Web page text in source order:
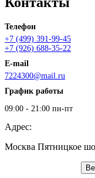
Телефон
+7 (499) 391-99-45
+7 (926) 688-35-22
E-mail
7224300@mail.ru
График работы
09:00 - 21:00 пн-пт
Адрес:
Москва Пятницкое